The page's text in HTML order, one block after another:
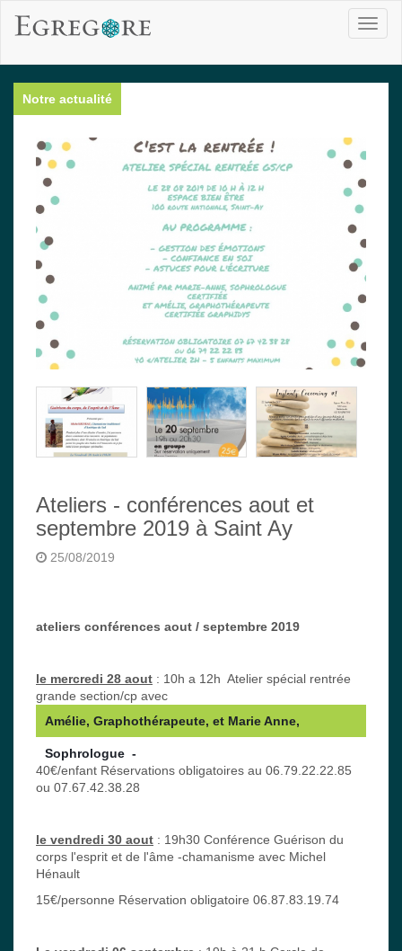
Notre actualité
Ateliers - conférences aout et
septembre 2019 à Saint Ay
25/08/2019
ateliers conférences aout / septembre 2019
le mercredi 28 aout : 10h a 12h Atelier spécial rentrée
grande section/cp avec
Amélie, Graphothérapeute, et Marie Anne,
Sophrologue  -
40€/enfant Réservations obligatoires au 06.79.22.22.85
ou 07.67.42.38.28
le vendredi 30 aout : 19h30 Conférence Guérison du
corps l'esprit et de l'âme -chamanisme avec Michel
Hénault
15€/personne Réservation obligatoire 06.87.83.19.74